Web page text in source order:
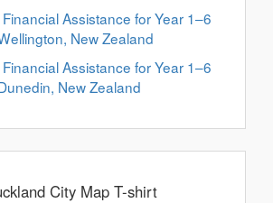
Financial Assistance for Year 1–6
New Zealand
Financial Assistance for Year 1–6
New Zealand
City Map T-shirt